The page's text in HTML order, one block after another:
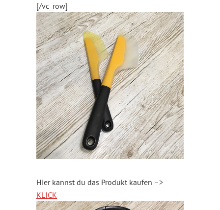
[/vc_row]
Hier kannst du das Produkt kaufen –>
KLICK